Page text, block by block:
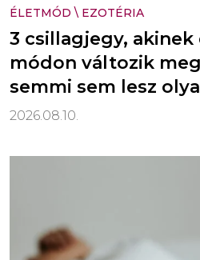
ÉLETMÓD \ EZOTÉRIA
3 csillagjegy,
módon változik
semmi sem lesz
2026.08.10.